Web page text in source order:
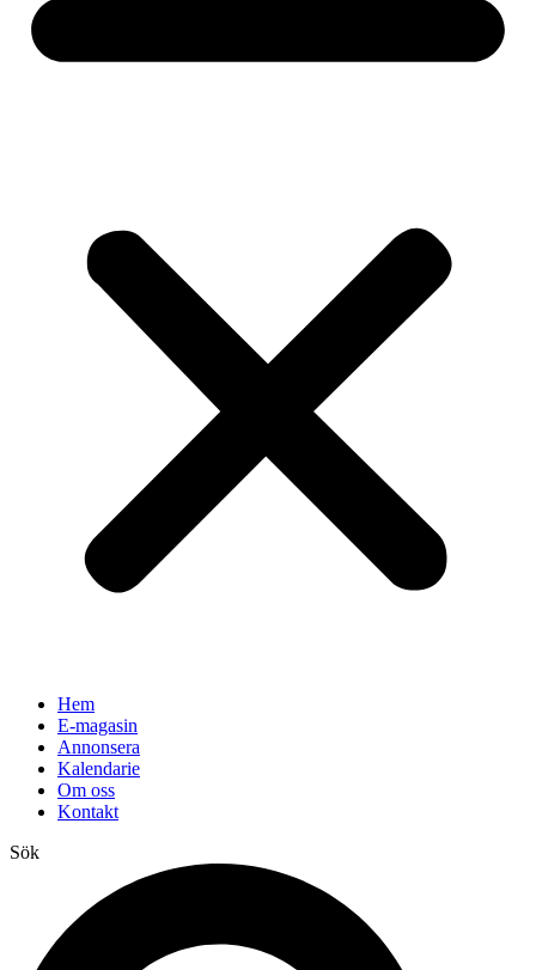
Hem
E-magasin
Annonsera
Kalendarie
Om oss
Kontakt
Sök